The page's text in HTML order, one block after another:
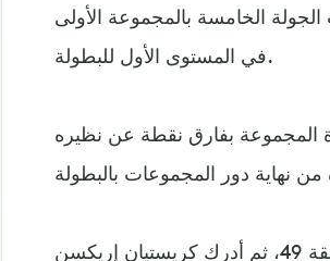
الخامسة بالمجموعة الأولى
في المستوى الأول للبطولة.
إلى 10 نقاط في صدارة المجموعة بفارق نقطة عن نظيره
وافتتح بورنا سوسا التسجيل للمنتخب الكرواتي في الدقيقة 49، ثم أدرك كريستيان إريكسن